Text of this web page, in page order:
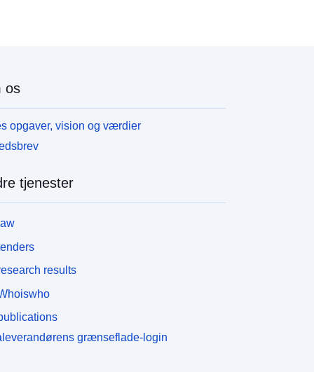
os
opgaver, vision og værdier
tjenester
results
grænseflade-login